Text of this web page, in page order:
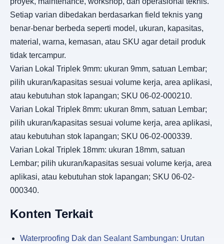
Setiap varian dibedakan berdasarkan field teknis yang
benar-benar berbeda seperti model, ukuran, kapasitas,
material, warna, kemasan, atau SKU agar detail produk
tidak tercampur.
Varian Lokal Triplek 9mm: ukuran 9mm, satuan Lembar;
pilih ukuran/kapasitas sesuai volume kerja, area aplikasi,
atau kebutuhan stok lapangan; SKU 06-02-000210.
Varian Lokal Triplek 8mm: ukuran 8mm, satuan Lembar;
pilih ukuran/kapasitas sesuai volume kerja, area aplikasi,
atau kebutuhan stok lapangan; SKU 06-02-000339.
Varian Lokal Triplek 18mm: ukuran 18mm, satuan
Lembar; pilih ukuran/kapasitas sesuai volume kerja, area
aplikasi, atau kebutuhan stok lapangan; SKU 06-02-
000340.
Konten Terkait
Waterproofing Dak dan Sealant Sambungan: Urutan